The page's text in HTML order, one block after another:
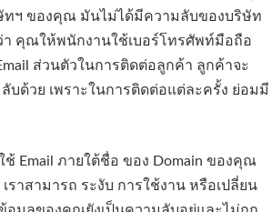
ทฯ ของคุณ มันไม่ได้มีความลับของบริษัท
คุณให้พนักงานใช้เบอร์โทรศัพท์มือถือ
ส่วนตัวในการติดต่อลูกค้า ลูกค้าจะ
บด้วย เพราะในการติดต่อแต่ละครั้ง ย่อมมี
Email ภายใต้ชื่อ ของ Domain ของคุณ
าสามารถ ระงับ การใช้งาน หรือเปลี่ยน